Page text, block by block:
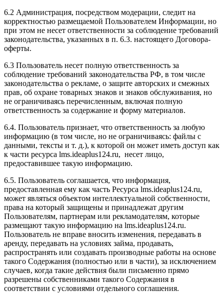
6.2 Администрация, посредством модерации, следит на
корректностью размещаемой Пользователем Информации, но
при этом не несет ответственности за соблюдение требований
законодательства, указанных в п. 6.3. настоящего Договора-
оферты.
6.3 Пользователь несет полную ответственность за
соблюдение требований законодательства РФ, в том числе
законодательства о рекламе, о защите авторских и смежных
прав, об охране товарных знаков и знаков обслуживания, но
не ограничиваясь перечисленным, включая полную
ответственность за содержание и форму материалов.
6.4. Пользователь признает, что ответственность за любую
информацию (в том числе, но не ограничиваясь: файлы с
данными, тексты и т. д.), к которой он может иметь доступ как
к части ресурса lms.ideaplus124.ru, несет лицо,
предоставившее такую информацию.
6.5. Пользователь соглашается, что информация,
предоставленная ему как часть Ресурса lms.ideaplus124.ru,
может являться объектом интеллектуальной собственности,
права на который защищены и принадлежат другим
Пользователям, партнерам или рекламодателям, которые
размещают такую информацию на lms.ideaplus124.ru.
Пользователь не вправе вносить изменения, передавать в
аренду, передавать на условиях займа, продавать,
распространять или создавать производные работы на основе
такого Содержания (полностью или в части), за исключением
случаев, когда такие действия были письменно прямо
разрешены собственниками такого Содержания в
соответствии с условиями отдельного соглашения.